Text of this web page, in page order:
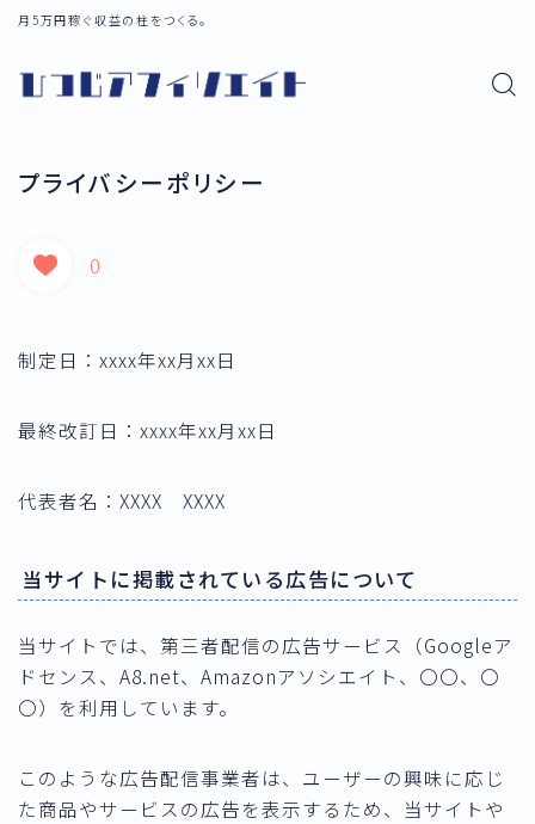
月5万円稼ぐ収益の柱をつくる。
プライバシーポリシー
0
制定日：xxxx年xx月xx日
最終改訂日：xxxx年xx月xx日
代表者名：XXXX XXXX
当サイトに掲載されている広告について
当サイトでは、第三者配信の広告サービス（Googleア
ドセンス、A8.net、Amazonアソシエイト、〇〇、〇
〇）を利用しています。
このような広告配信事業者は、ユーザーの興味に応じ
た商品やサービスの広告を表示するため、当サイトや